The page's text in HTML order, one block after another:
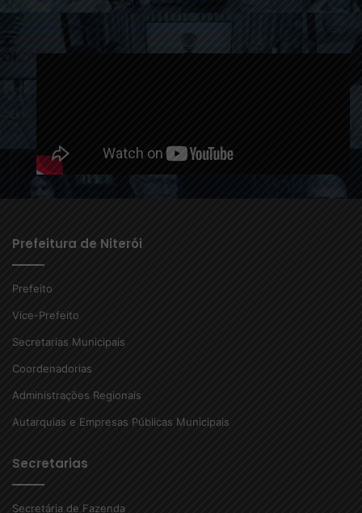
Prefeitura de Niterói
Prefeito
Vice-Prefeito
Secretarias Municipais
Coordenadorias
Administrações Regionais
Autarquias e Empresas Públicas Municipais
Secretarias
Secretária de Fazenda